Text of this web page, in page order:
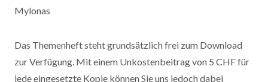
Mylonas
Das Themenheft steht grundsätzlich frei zum Download
zur Verfügung. Mit einem Unkostenbeitrag von 5 CHF für
jede eingesetzte Kopie können Sie uns jedoch dabei